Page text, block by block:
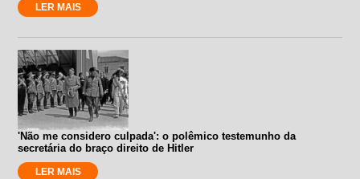
LER MAIS
'Não me considero culpada': o polêmico testemunho da
secretária do braço direito de Hitler
LER MAIS